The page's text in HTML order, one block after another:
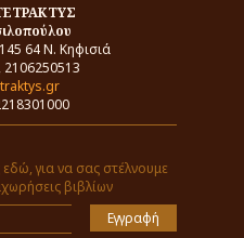
64 Ν. Κηφισιά
2106250513
για να σας στέλνουμε
βιβλίων